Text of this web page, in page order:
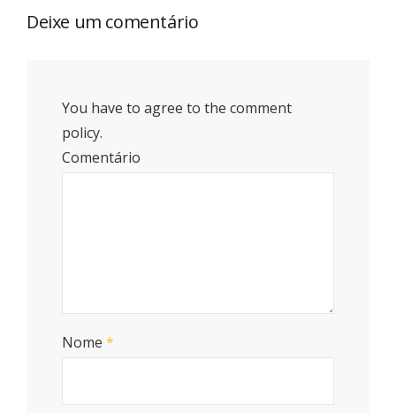
Deixe um comentário
You have to agree to the comment
policy.
Comentário
Nome *